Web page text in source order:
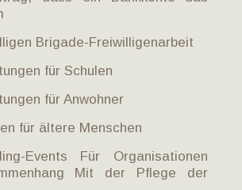
Brigade-Freiwilligenarbeit
für Schulen
für Anwohner
für ältere Menschen
Events Für Organisationen
Mit der Pflege der